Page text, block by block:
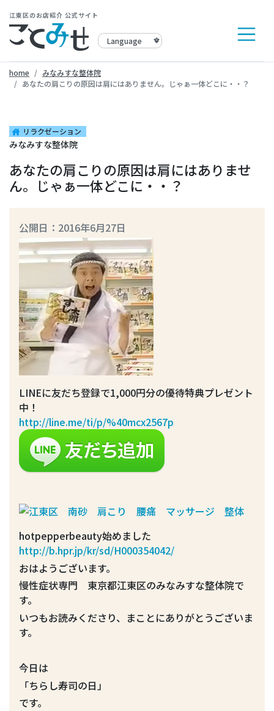
江東区のお店紹介 公式サイト
home
みなみすな整体院
あなたの肩こりの原因は肩にはありません。じゃぁ一体どこに・・？
house リラクゼーション
みなみすな整体院
あなたの肩こりの原因は肩にはありませ
ん。じゃぁ一体どこに・・？
公開日：2016年6月27日
LINEに友だち登録で1,000円分の優待特典プレゼント
中！
http://line.me/ti/p/%40mcx2567p
hotpepperbeauty始めました
http://b.hpr.jp/kr/sd/H000354042/
おはようございます。
慢性症状専門 東京都江東区のみなみすな整体院で
す。
いつもお読みくださり、まことにありがとうございま
す。
今日は
「ちらし寿司の日」
です。